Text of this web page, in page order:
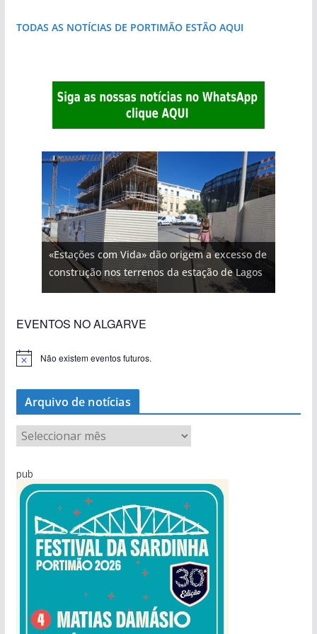
TODAS AS NOTÍCIAS DE PORTIMÃO ESTÃO AQUI
«Estações com Vida» dão origem a excesso de
construção nos terrenos da estação de Lagos
EVENTOS NO ALGARVE
Não existem eventos futuros.
Arquivo de notícias
q
pub